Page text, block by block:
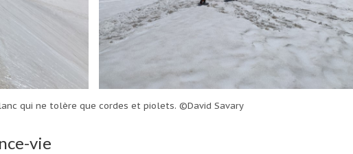
qui ne tolère que cordes et piolets. ©David Savary
vie